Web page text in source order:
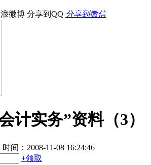
微博 分享到QQ 分享到微信
计实务”资料（3）
时间：2008-11-08 16:24:46
+领取